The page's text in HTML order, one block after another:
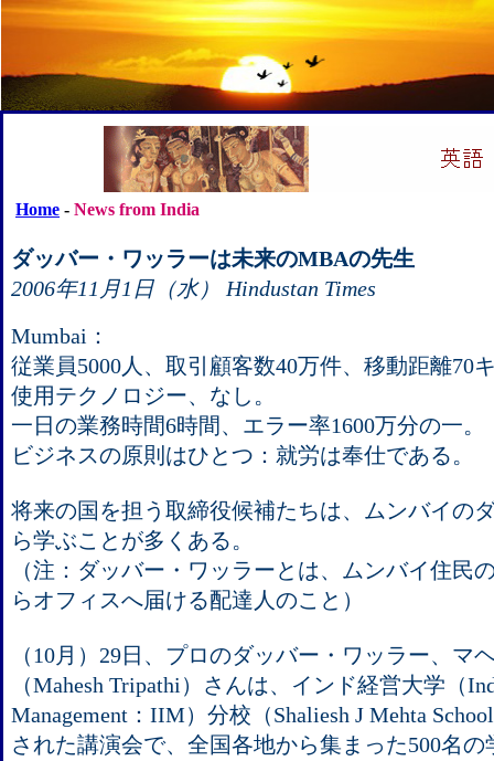
Home - News from India
ダッバー・ワッラーは未来のMBAの先生
2006年11月1日（水） Hindustan Times
Mumbai：
従業員5000人、取引顧客数40万件、移動距離70
使用テクノロジー、なし。
一日の業務時間6時間、エラー率1600万分の一。
ビジネスの原則はひとつ：就労は奉仕である。
将来の国を担う取締役候補たちは、ムンバイの
ら学ぶことが多くある。
（注：ダッバー・ワッラーとは、ムンバイ住民
らオフィスへ届ける配達人のこと）
（10月）29日、プロのダッバー・ワッラー、マ
（Mahesh Tripathi）さんは、インド経営大学（
Management：IIM）分校（Shaliesh J Mehta
された講演会で、全国各地から集まった500名